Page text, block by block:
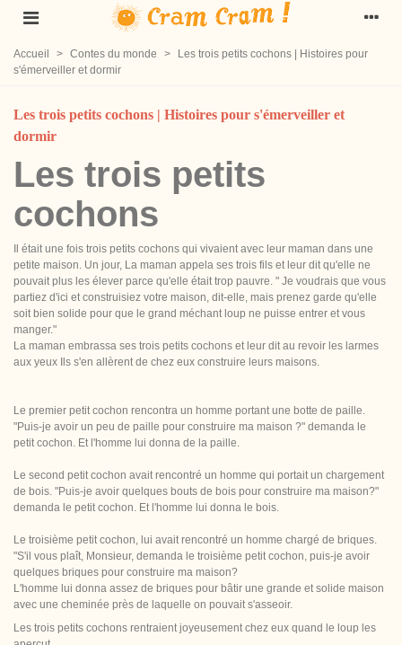
Accueil > Contes du monde >
Les trois petits cochons | Histoires pour
s'émerveiller et dormir
Les trois petits cochons | Histoires pour s'émerveiller et
dormir
Les trois petits
cochons
Il était une fois trois petits cochons qui vivaient avec leur maman dans une
petite maison. Un jour, La maman appela ses trois fils et leur dit qu'elle ne
pouvait plus les élever parce qu'elle était trop pauvre. " Je voudrais que vous
partiez d'ici et construisiez votre maison, dit-elle, mais prenez garde qu'elle
soit bien solide pour que le grand méchant loup ne puisse entrer et vous
manger."
La maman embrassa ses trois petits cochons et leur dit au revoir les larmes
aux yeux Ils s'en allèrent de chez eux construire leurs maisons.
Le premier petit cochon rencontra un homme portant une botte de paille.
"Puis-je avoir un peu de paille pour construire ma maison ?" demanda le
petit cochon. Et l'homme lui donna de la paille.
Le second petit cochon avait rencontré un homme qui portait un chargement
de bois. "Puis-je avoir quelques bouts de bois pour construire ma maison?"
demanda le petit cochon. Et l'homme lui donna le bois.
Le troisième petit cochon, lui avait rencontré un homme chargé de briques.
"S'il vous plaît, Monsieur, demanda le troisième petit cochon, puis-je avoir
quelques briques pour construire ma maison?
L'homme lui donna assez de briques pour bâtir une grande et solide maison
avec une cheminée près de laquelle on pouvait s'asseoir.
Les trois petits cochons rentraient joyeusement chez eux quand le loup les